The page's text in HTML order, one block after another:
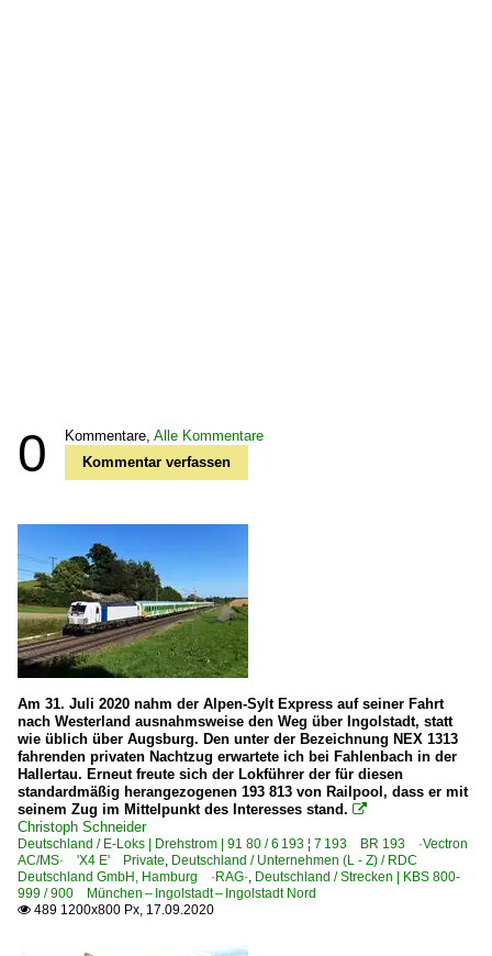
0 Kommentare, Alle Kommentare
Kommentar verfassen
Am 31. Juli 2020 nahm der Alpen-Sylt Express auf seiner Fahrt
nach Westerland ausnahmsweise den Weg über Ingolstadt, statt
wie üblich über Augsburg. Den unter der Bezeichnung NEX 1313
fahrenden privaten Nachtzug erwartete ich bei Fahlenbach in der
Hallertau. Erneut freute sich der Lokführer der für diesen
standardmäßig herangezogenen 193 813 von Railpool, dass er mit
seinem Zug im Mittelpunkt des Interesses stand. 
Christoph Schneider
Deutschland / E-Loks | Drehstrom | 91 80 / 6 193 ¦ 7 193 BR 193 ·Vectron
AC/MS· 'X4 E' Private, Deutschland / Unternehmen (L - Z) / RDC
Deutschland GmbH, Hamburg ·RAG·, Deutschland / Strecken | KBS 800-
999 / 900 München – Ingolstadt – Ingolstadt Nord
 489 1200x800 Px, 17.09.2020